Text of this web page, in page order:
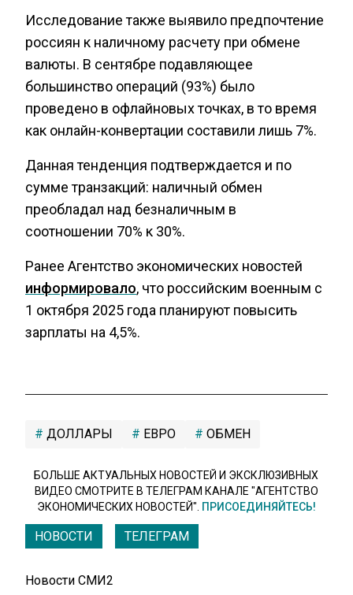
Исследование также выявило предпочтение
россиян к наличному расчету при обмене
валюты. В сентябре подавляющее
большинство операций (93%) было
проведено в офлайновых точках, в то время
как онлайн-конвертации составили лишь 7%.
Данная тенденция подтверждается и по
сумме транзакций: наличный обмен
преобладал над безналичным в
соотношении 70% к 30%.
Ранее Агентство экономических новостей
информировало, что российским военным с
1 октября 2025 года планируют повысить
зарплаты на 4,5%.
ДОЛЛАРЫ ЕВРО ОБМЕН
БОЛЬШЕ АКТУАЛЬНЫХ НОВОСТЕЙ И ЭКСКЛЮЗИВНЫХ
ВИДЕО СМОТРИТЕ В ТЕЛЕГРАМ КАНАЛЕ "АГЕНТСТВО
ЭКОНОМИЧЕСКИХ НОВОСТЕЙ". ПРИСОЕДИНЯЙТЕСЬ!
НОВОСТИ ТЕЛЕГРАМ
Новости СМИ2